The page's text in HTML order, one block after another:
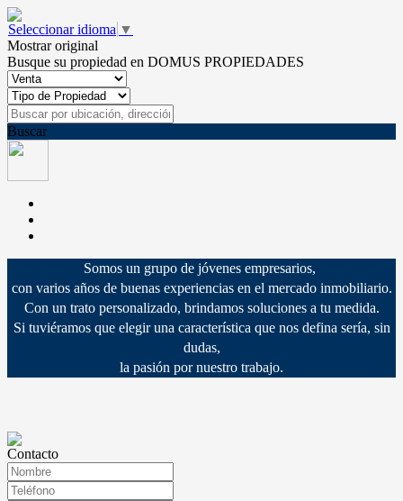
Seleccionar idioma ▼
Mostrar original
Busque su propiedad en DOMUS PROPIEDADES
Buscar
Somos un grupo de jóvenes empresarios,
con varios años de buenas experiencias en el mercado inmobiliario.
Con un trato personalizado, brindamos soluciones a tu medida.
Si tuviéramos que elegir una característica que nos defina sería, sin
dudas,
la pasión por nuestro trabajo.
Contacto